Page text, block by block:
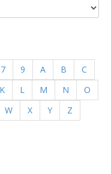
7 9 A B
C
K L M N
O
W X Y
Z